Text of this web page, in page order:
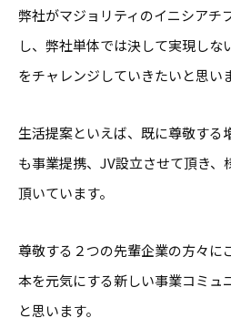
弊社がマジョリティのイニシアチ
し、弊社単体では決して実現しな
をチャレンジしていきたいと思い
生活提案といえば、既に尊敬する
も事業提携、JV設立させて頂き
頂いています。
尊敬する２つの先輩企業の方々に
本を元気にする新しい事業コミュ
と思います。